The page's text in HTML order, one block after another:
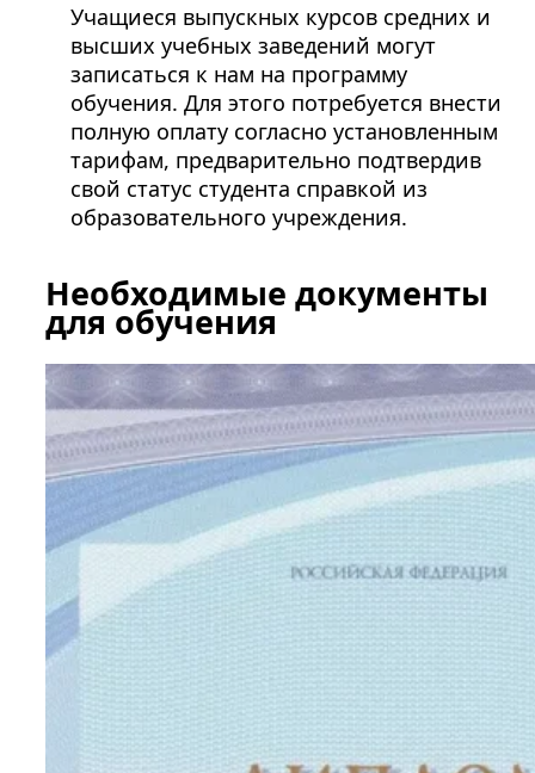
Учащиеся выпускных курсов средних и
высших учебных заведений могут
записаться к нам на программу
обучения. Для этого потребуется внести
полную оплату согласно установленным
тарифам, предварительно подтвердив
свой статус студента справкой из
образовательного учреждения.
Необходимые документы
для обучения